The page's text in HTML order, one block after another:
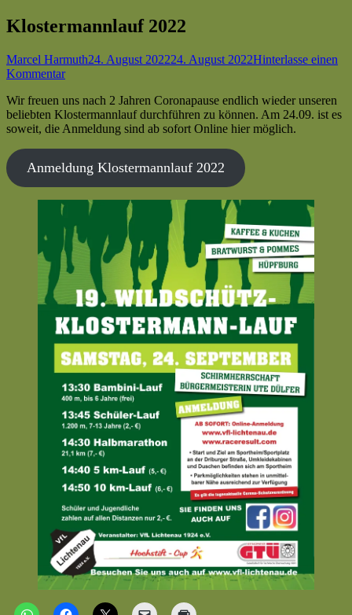
Klostermannlauf 2022
Autor
Marcel HarmuthVeröffentlicht
24. August 202224. August 2022Hinterlasse einen
Kommentarzu
2022
Wir freuen uns nach 2 Jahren Coronapause endlich wieder unseren
beliebten Klostermannlauf durchführen zu können. Am 24.09. ist es
soweit, die Anmeldung sind ab sofort Online hier möglich.
Anmeldung Klostermannlauf 2022